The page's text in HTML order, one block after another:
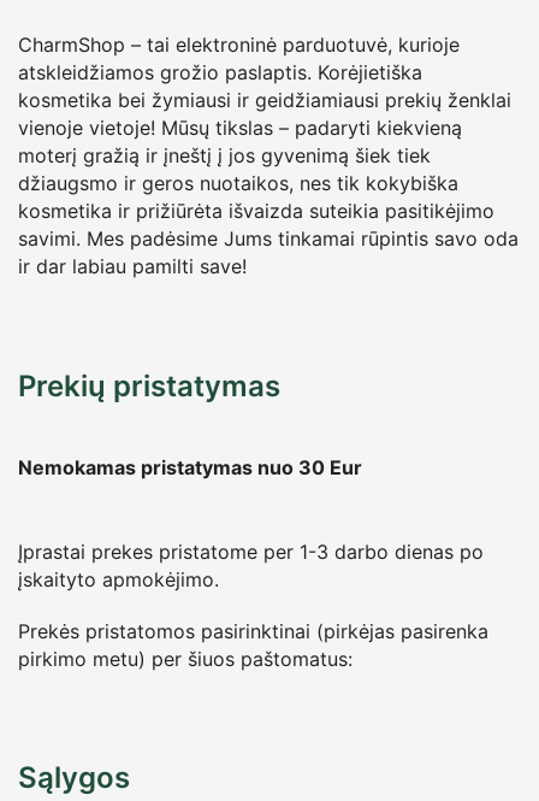
CharmShop – tai elektroninė parduotuvė, kurioje
atskleidžiamos grožio paslaptis. Korėjietiška
kosmetika bei žymiausi ir geidžiamiausi prekių ženklai
vienoje vietoje! Mūsų tikslas – padaryti kiekvieną
moterį gražią ir įneštį į jos gyvenimą šiek tiek
džiaugsmo ir geros nuotaikos, nes tik kokybiška
kosmetika ir prižiūrėta išvaizda suteikia pasitikėjimo
savimi. Mes padėsime Jums tinkamai rūpintis savo oda
ir dar labiau pamilti save!
Prekių pristatymas
Nemokamas pristatymas nuo 30 Eur
Įprastai prekes pristatome per 1-3 darbo dienas po
įskaityto apmokėjimo.
Prekės pristatomos pasirinktinai (pirkėjas pasirenka
pirkimo metu) per šiuos paštomatus:
Sąlygos